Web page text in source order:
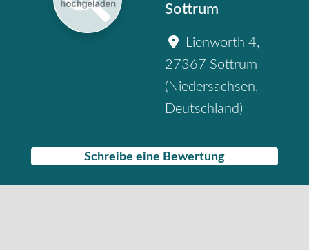
Sottrum
Lienworth 4,
27367 Sottrum
( Niedersachsen,
Deutschland)
Schreibe eine Bewertung